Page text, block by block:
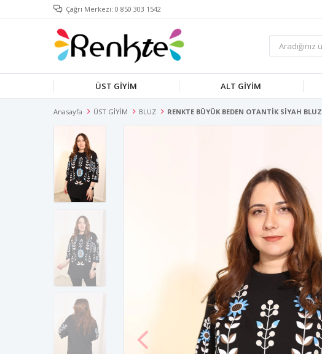
Çağrı Merkezi: 0 850 303 1542
ÜST GİYİM ALT GİYİM
Anasayfa ÜST GİYİM BLUZ RENKTE BÜYÜK BEDEN OTANTİK SİYAH BLUZ